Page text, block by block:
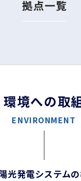
環境への取
ENVIRONMENT
光発電システム